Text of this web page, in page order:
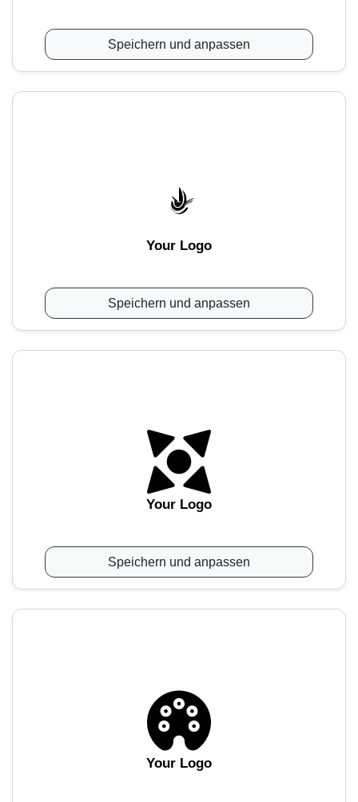
Speichern und anpassen
Your Logo
Speichern und anpassen
Your Logo
Speichern und anpassen
Your Logo